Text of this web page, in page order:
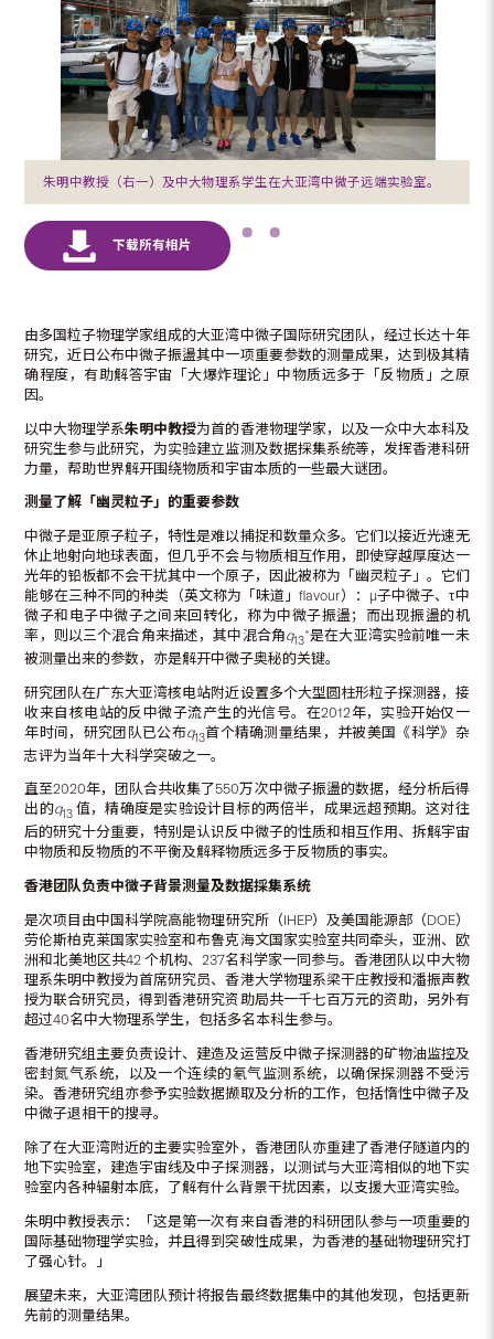
朱明中教授（右一）及中大物理系学生在大亚湾中微子远端实验室。
由多国粒子物理学家组成的大亚湾中微子国际研究团队，经过长达十年
研究，近日公布中微子振盪其中一项重要参数的测量成果，达到极其精
确程度，有助解答宇宙「大爆炸理论」中物质远多于「反物质」之原
因。
以中大物理学系朱明中教授为首的香港物理学家，以及一众中大本科及
研究生参与此研究，为实验建立监测及数据採集系统等，发挥香港科研
力量，帮助世界解开围绕物质和宇宙本质的一些最大谜团。
测量了解「幽灵粒子」的重要参数
中微子是亚原子粒子，特性是难以捕捉和数量众多。它们以接近光速无
休止地射向地球表面，但几乎不会与物质相互作用，即使穿越厚度达一
光年的铅板都不会干扰其中一个原子，因此被称为「幽灵粒子」。它们
能够在三种不同的种类（英文称为「味道」flavour）：µ子中微子、τ中
微子和电子中微子之间来回转化，称为中微子振盪；而出现振盪的机
率，则以三个混合角来描述，其中混合角q13*是在大亚湾实验前唯一未
被测量出来的参数，亦是解开中微子奥秘的关键。
研究团队在广东大亚湾核电站附近设置多个大型圆柱形粒子探测器，接
收来自核电站的反中微子流产生的光信号。在2012年，实验开始仅一
年时间，研究团队已公布q13首个精确测量结果，并被美国《科学》杂
志评为当年十大科学突破之一。
直至2020年，团队合共收集了550万次中微子振盪的数据，经分析后得
出的q13值，精确度是实验设计目标的两倍半，成果远超预期。这对往
后的研究十分重要，特别是认识反中微子的性质和相互作用、拆解宇宙
中物质和反物质的不平衡及解释物质远多于反物质的事实。
香港团队负责中微子背景测量及数据採集系统
是次项目由中国科学院高能物理研究所（IHEP）及美国能源部（DOE）
劳伦斯柏克莱国家实验室和布鲁克海文国家实验室共同牵头，亚洲、欧
洲和北美地区共42 个机构、237名科学家一同参与。香港团队以中大物
理系朱明中教授为首席研究员、香港大学物理系梁干庄教授和潘振声教
授为联合研究员，得到香港研究资助局共一千七百万元的资助，另外有
超过40名中大物理系学生，包括多名本科生参与。
香港研究组主要负责设计、建造及运营反中微子探测器的矿物油监控及
密封氮气系统，以及一个连续的氡气监测系统，以确保探测器不受污
染。香港研究组亦参予实验数据撷取及分析的工作，包括惰性中微子及
中微子退相干的搜寻。
除了在大亚湾附近的主要实验室外，香港团队亦重建了香港仔隧道内的
地下实验室，建造宇宙线及中子探测器，以测试与大亚湾相似的地下实
验室内各种辐射本底，了解有什么背景干扰因素，以支援大亚湾实验。
朱明中教授表示：「这是第一次有来自香港的科研团队参与一项重要的
国际基础物理学实验，并且得到突破性成果，为香港的基础物理研究打
了强心针。」
展望未来，大亚湾团队预计将报告最终数据集中的其他发现，包括更新
先前的测量结果。